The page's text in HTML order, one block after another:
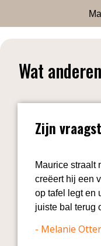
Wat
Zijn
Maurice straalt
creëert hij een
op tafel legt en
juiste bal terug
- Melanie